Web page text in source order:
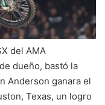
del AMA
dueño, bastó la
Anderson ganara el
Texas, un logro